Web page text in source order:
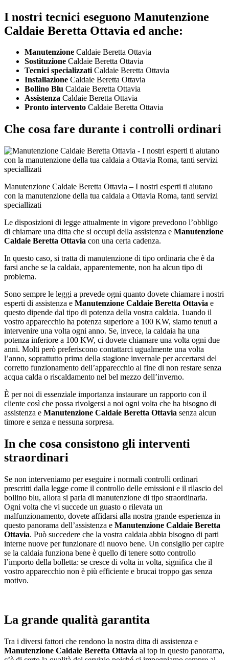
I nostri tecnici eseguono Manutenzione
Caldaie Beretta Ottavia ed anche:
Manutenzione Caldaie Beretta Ottavia
Sostituzione Caldaie Beretta Ottavia
Tecnici specializzatiCaldaie Beretta Ottavia
Installazione Caldaie Beretta Ottavia
Bollino Blu Caldaie Beretta Ottavia
Assistenza Caldaie Beretta Ottavia
Pronto intervento Caldaie Beretta Ottavia
Che cosa fare durante i controlli ordinari
Manutenzione Caldaie Beretta Ottavia – I nostri esperti ti aiutano
con la manutenzione della tua caldaia a Ottavia Roma, tanti servizi
speciallizati
Le disposizioni di legge attualmente in vigore prevedono l’obbligo
di chiamare una ditta che si occupi della assistenza e Manutenzione
Caldaie Beretta Ottavia con una certa cadenza.
In questo caso, si tratta di manutenzione di tipo ordinaria che è da
farsi anche se la caldaia, apparentemente, non ha alcun tipo di
problema.
Sono sempre le leggi a prevede ogni quanto dovete chiamare i nostri
esperti di assistenza e Manutenzione Caldaie Beretta Ottavia e
questo dipende dal tipo di potenza della vostra caldaia. 1uando il
vostro apparecchio ha potenza superiore a 100 KW, siamo tenuti a
intervenire una volta ogni anno. Se, invece, la caldaia ha una
potenza inferiore a 100 KW, ci dovete chiamare una volta ogni due
anni. Molti però preferiscono contattarci ugualmente una volta
l’anno, soprattutto prima della stagione invernale per accertarsi del
corretto funzionamento dell’apparecchio al fine di non restare senza
acqua calda o riscaldamento nel bel mezzo dell’inverno.
È per noi di essenziale importanza instaurare un rapporto con il
cliente così che possa rivolgersi a noi ogni volta che ha bisogno di
assistenza e Manutenzione Caldaie Beretta Ottavia senza alcun
timore e senza e nessuna sorpresa.
In che cosa consistono gli interventi
straordinari
Se non interveniamo per eseguire i normali controlli ordinari
prescritti dalla legge come il controllo delle emissioni e il rilascio del
bollino blu, allora si parla di manutenzione di tipo straordinaria.
Ogni volta che vi succede un guasto o rilevata un
malfunzionamento, dovete affidarsi alla nostra grande esperienza in
questo panorama dell’assistenza e Manutenzione Caldaie Beretta
Ottavia. Può succedere che la vostra caldaia abbia bisogno di parti
interne nuove per funzionare di nuovo bene. Un consiglio per capire
se la caldaia funziona bene è quello di tenere sotto controllo
l’importo della bolletta: se cresce di volta in volta, significa che il
vostro apparecchio non è più efficiente e brucai troppo gas senza
motivo.
La grande qualità garantita
Tra i diversi fattori che rendono la nostra ditta di assistenza e
Manutenzione Caldaie Beretta Ottavia al top in questo panorama,